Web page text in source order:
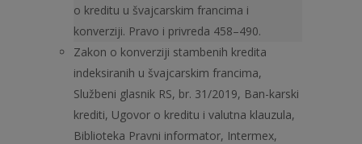
o kreditu u švajcarskim francima i
konverziji. Pravo i privreda 458–490.
Zakon o konverziji stambenih kredita
indeksiranih u švajcarskim francima,
Službeni glasnik RS, br. 31/2019, Ban-karski
krediti, Ugovor o kreditu i valutna klauzula,
Biblioteka Pravni informator, Intermex,